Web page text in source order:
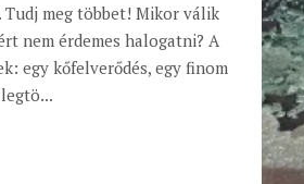
Tudj meg többet! Mikor válik
nem érdemes halogatni? A
egy kőfelverődés, egy finom